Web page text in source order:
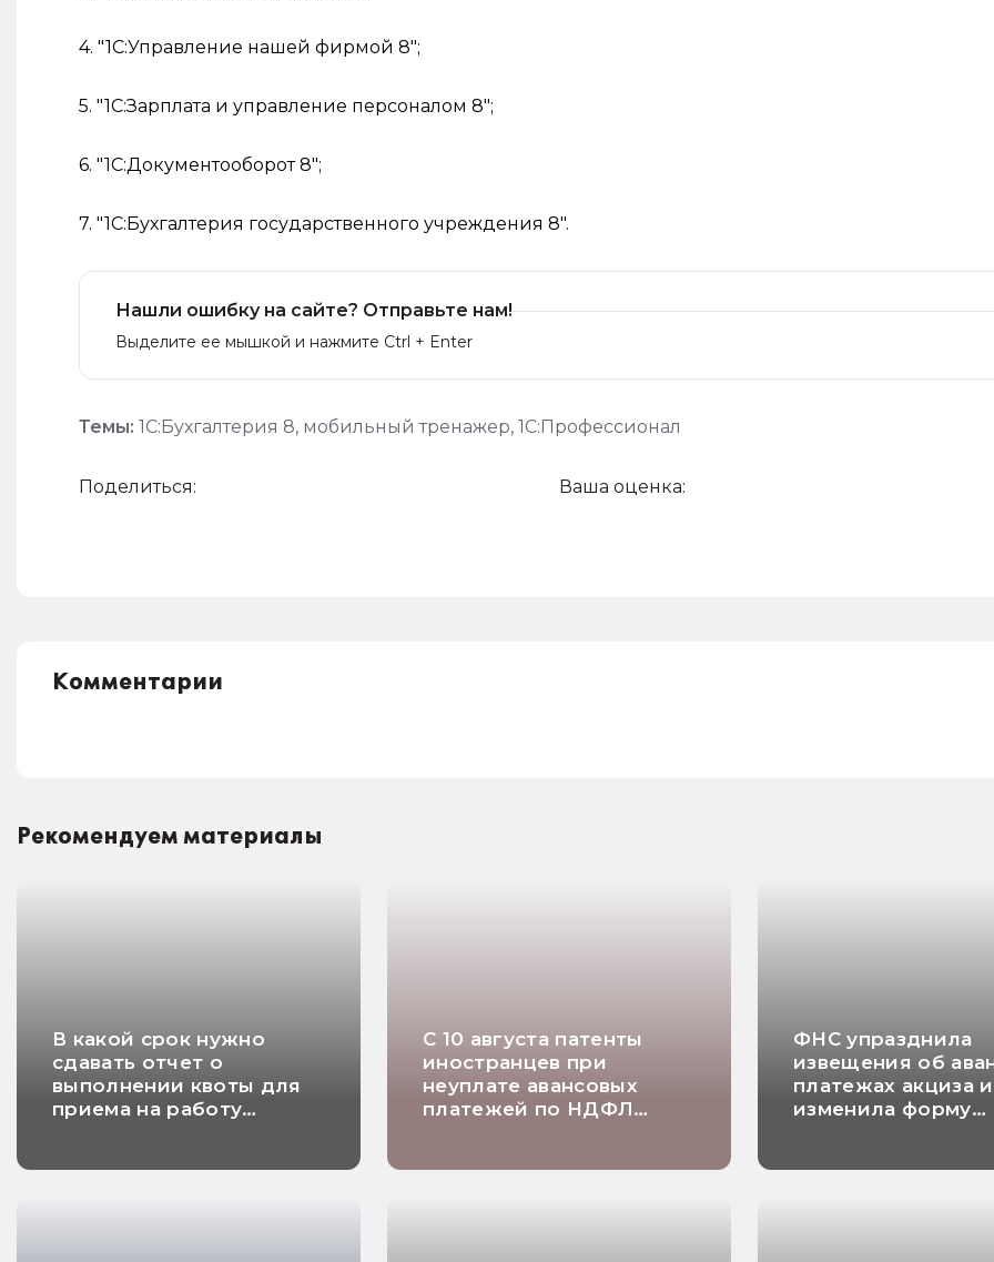
4. "1С:Управление нашей фирмой 8";
5. "1С:Зарплата и управление персоналом 8";
6. "1С:Документооборот 8";
7. "1С:Бухгалтерия государственного учреждения 8".
Нашли ошибку на сайте? Отправьте нам!
Выделите ее мышкой и нажмите Ctrl + Enter
Темы: 1С:Бухгалтерия 8, мобильный тренажер, 1С:Профессионал
Поделиться: Ваша оценка:
Комментарии
Рекомендуем материалы
В какой срок нужно
сдавать отчет о
выполнении квоты для
приема на работу
С 10 августа патенты
иностранцев при
неуплате авансовых
платежей по НДФЛ
ФНС упразднила
извещения об
платежах акциза и
изменила форму